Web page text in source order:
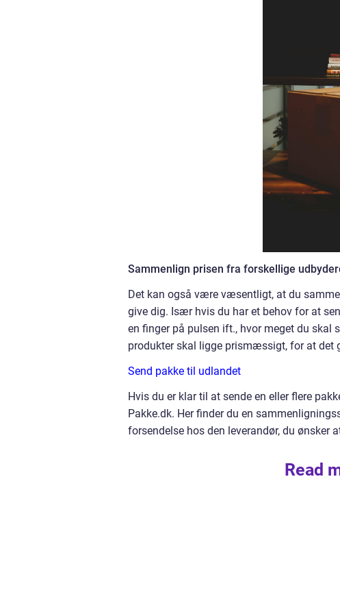
Sammenlign prisen fra forskellige
Det kan også være væsentligt, at du
give dig. Især hvis du har et behov for at
en finger på pulsen ift., hvor meget du
produkter skal ligge prismæssigt, for at det
Send pakke til udlandet
Hvis du er klar til at sende en eller flere
Pakke.dk. Her finder du en
forsendelse hos den leverandør, du ønsker
Read